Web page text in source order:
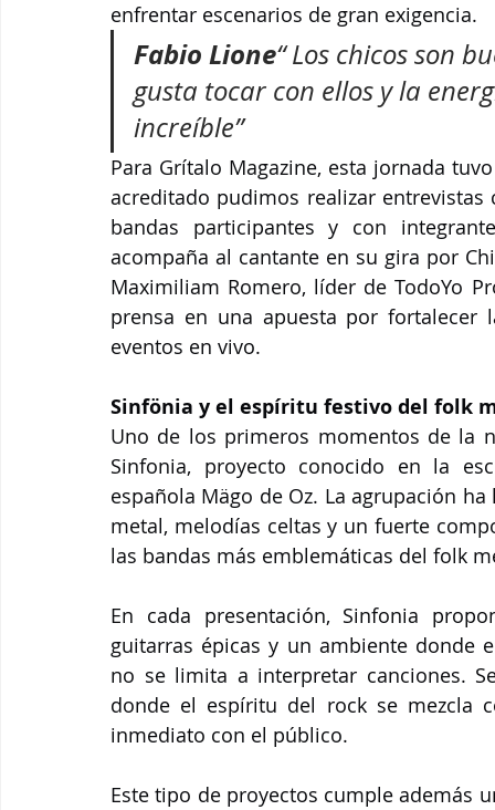
enfrentar escenarios de gran exigencia.
Fabio Lione“ Los chicos son
gusta tocar con ellos y la
increíble”
Para Grítalo Magazine, esta jornada
acreditado pudimos realizar
bandas participantes y con
acompaña al cantante en su gira por
Maximiliam Romero, líder de TodoYo
prensa en una apuesta por
eventos en vivo.
Sinfönia y el espíritu festivo del folk
Uno de los primeros momentos de la
Sinfonia, proyecto conocido en la
española Mägo de Oz. La agrupación
metal, melodías celtas y un fuerte
las bandas más emblemáticas del folk
En cada presentación, Sinfonia
guitarras épicas y un ambiente donde
no se limita a interpretar canciones.
donde el espíritu del rock se mezcla
inmediato con el público.
Este tipo de proyectos cumple además